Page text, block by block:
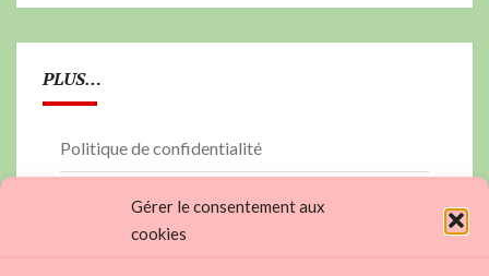
Gérer le consentement aux
cookies
PLUS…
Politique de confidentialité
contactez nous…